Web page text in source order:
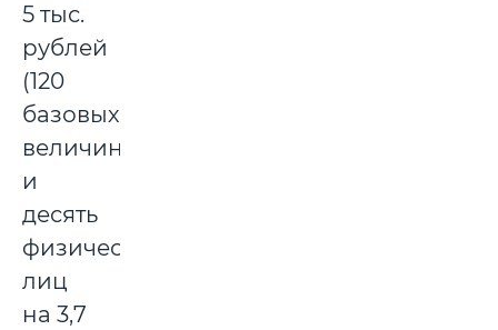
5 тыс.
рублей
(120
базовых
величин)
и
десять
физических
лиц
на 3,7